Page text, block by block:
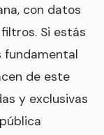
con datos
Si estás
fundamental
de este
y exclusivas